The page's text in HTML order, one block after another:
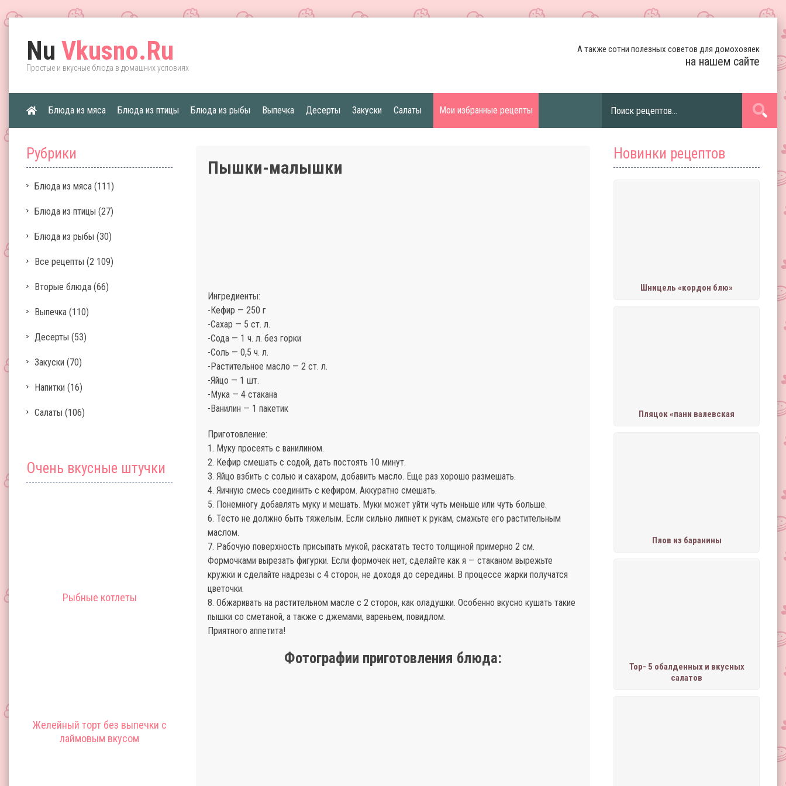
Nu Vkusno.Ru
Простые и вкусные блюда в домашних условиях
А также сотни полезных советов для домохозяек
на нашем сайте
Блюда из мяса Блюда из птицы Блюда из рыбы Выпечка Десерты Закуски Салаты Мои избранные рецепты
Рубрики
Блюда из мяса (111)
Блюда из птицы (27)
Блюда из рыбы (30)
Все рецепты (2 109)
Вторые блюда (66)
Выпечка (110)
Десерты (53)
Закуски (70)
Напитки (16)
Салаты (106)
Очень вкусные штучки
Рыбные котлеты
Желейный торт без выпечки с
лаймовым вкусом
Новинки рецептов
Шницель «кордон блю»
Пляцок «пани валевская
Плов из баранины
Тор- 5 обалденных и вкусных
салатов
Пышки-малышки
Ингредиенты:
-Кефир — 250 г
-Сахар — 5 ст. л.
-Сода — 1 ч. л. без горки
-Соль — 0,5 ч. л.
-Растительное масло — 2 ст. л.
-Яйцо — 1 шт.
-Мука — 4 стакана
-Ванилин — 1 пакетик
Приготовление:
1. Муку просеять с ванилином.
2. Кефир смешать с содой, дать постоять 10 минут.
3. Яйцо взбить с солью и сахаром, добавить масло. Еще раз хорошо размешать.
4. Яичную смесь соединить с кефиром. Аккуратно смешать.
5. Понемногу добавлять муку и мешать. Муки может уйти чуть меньше или чуть больше.
6. Тесто не должно быть тяжелым. Если сильно липнет к рукам, смажьте его растительным
маслом.
7. Рабочую поверхность присыпать мукой, раскатать тесто толщиной примерно 2 см.
Формочками вырезать фигурки. Если формочек нет, сделайте как я — стаканом вырежьте
кружки и сделайте надрезы с 4 сторон, не доходя до середины. В процессе жарки получатся
цветочки.
8. Обжаривать на растительном масле с 2 сторон, как оладушки. Особенно вкусно кушать такие
пышки со сметаной, а также с джемами, вареньем, повидлом.
Приятного аппетита!
Фотографии приготовления блюда: